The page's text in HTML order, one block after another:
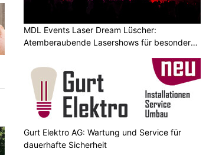
MDL Events Laser Dream Lüscher:
Atemberaubende Lasershows für besondere
Gurt Elektro AG: Wartung und Service für
dauerhafte Sicherheit